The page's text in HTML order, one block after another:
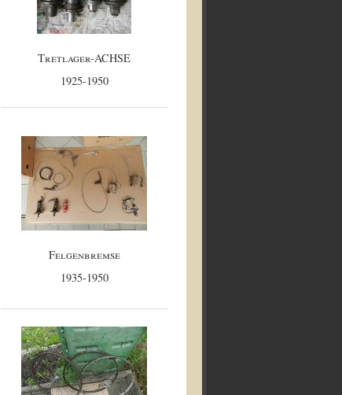
Tretlager-ACHSE
1925-1950
Felgenbremse
1935-1950